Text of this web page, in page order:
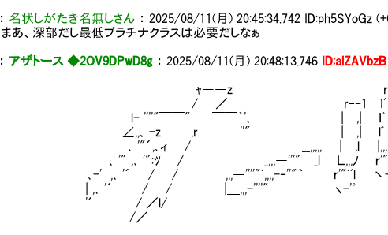
： 名状しがたき名無しさん ： 2025/08/11(月) 20:45:34.742 ID:ph5SYoGz
まあ、深部だし最低プラチナクラスは必要だしなぁ
： アザトース ◆2OV9DPwD8g： 2025/08/11(月) 20:48:13.746
ｬ――z r‐ｰ
/ ／ r‐ｰ1 ｌﾞ l
lｰ ''''"￣￣" ￣￣｀'､ | ,| ｌﾞ l
∠,,､ -z ,r――― ''" | ,| lﾞ
､ '"´,､ィ / __,,,,, | ,l |,,,,,
､ '" ,､ '":ﾂ / _,,,―'''"＿_l Ｌ,,,ﾉ ｒ'"ﾞ
､-' ,､ '´ / / ,,,―''''"ﾞ,,,,-‐''"｀ ｒ'"ﾞﾞl 丶-'
| ,､ '´ / / |＿,,,-''''" ヽ-'゜
'´ / ／l/
/／